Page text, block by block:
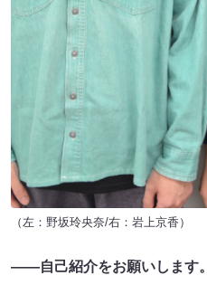
（左：野坂玲央奈/右：岩上京香）
――自己紹介をお願いします。